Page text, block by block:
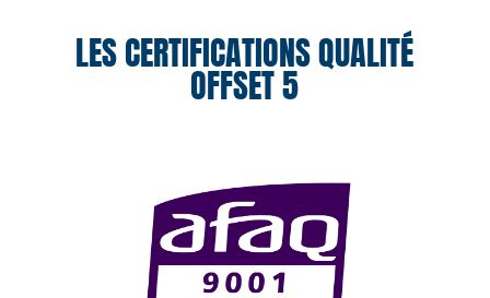
LES CERTIFICATIONS QUALITÉ
OFFSET 5